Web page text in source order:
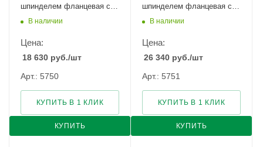
шпинделем фланцевая с
указателем положения
В наличии
Цена:
18 630 руб./шт
Арт.: 5750
КУПИТЬ
КУПИТЬ В 1 КЛИК
шпинделем фланцевая с
указателем положения
В наличии
Цена:
26 340 руб./шт
Арт.: 5751
КУПИТЬ
КУПИТЬ В 1 КЛИК